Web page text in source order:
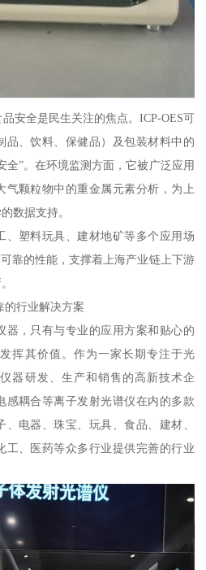
品安全是民生关注的焦点。ICP-OES可
品、饮料、保健品）及包装材料中的
全”。在环境监测方面，它被广泛应用
气颗粒物中的重金属元素分析，为上
数据支持。
、塑料玩具、建材地矿等多个应用场
靠的性能，支撑着上海产业链上下游
的行业解决方案
器，只有与专业的应用方案和贴心的
挥其价值。作为一家长期专注于光
器研发、生产和销售的高新技术企
感耦合等离子发射光谱仪在内的多款
电器、珠宝、玩具、食品、建材、
工、医药等众多行业提供完善的行业